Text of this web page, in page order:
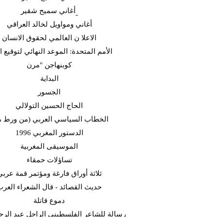
أغاني ومواويل لخالد العراقي
الاعلا ن العالمي لحقوق الانسان
الأمم المتحدة: الموعد النهائي لتوقيع
كوبنهاجن "مرن
البداية
الجسور
الحاج الحسين التولالي
(الخطاب السياسي العربي (من ورط
الدستور المغربي 1996
الموسيقى المغربية
تساؤلات حمقاء
ثلاثة أوراق فارغة ومؤتمر قمة
حديث القصائد - قال الشعراء
دموع قاتلة
رسالة للشاعر الفلسطيني الراحل عبد